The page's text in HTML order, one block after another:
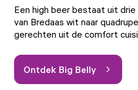
Een high beer bestaat uit
van Bredaas wit naar
gerechten uit de comfort
Ontdek Big Belly